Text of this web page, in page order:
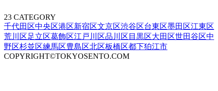
23 CATEGORY
千代田区中央区港区新宿区文京区渋谷区台東区墨田区江東区
荒川区足立区葛飾区江戸川区品川区 目黒区大田区世田谷区中
野区杉並区練馬区豊島区北区板橋区都下狛江市
COPYRIGHT©TOKYOSENTO.COM